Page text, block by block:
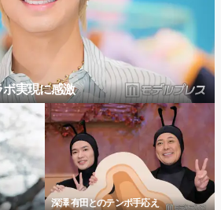
実現に感激
深澤 有田とのテンポ手応え